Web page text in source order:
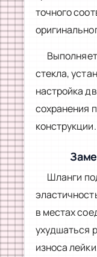
точного
стекла,
настройка
сохранения
конструкции.
Шланги
в местах
ухудшаться
износа